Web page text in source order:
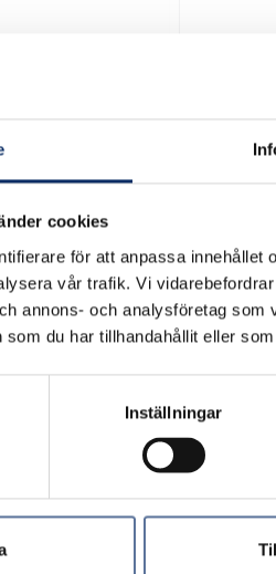
cookies
för att anpassa
vår trafik. Vi
annons- och analysföretag
som du har tillhandahållit eller
Inställningar